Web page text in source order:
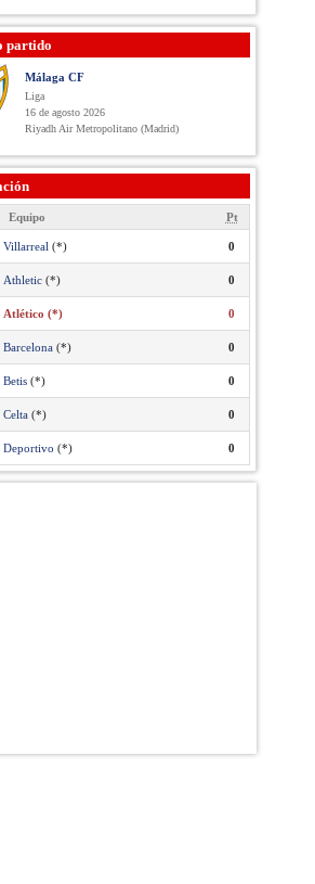
partido
Málaga CF
Liga
16 de agosto 2026
Riyadh Air Metropolitano (Madrid)
Equipo Pt
Villarreal (*) 0
Athletic (*) 0
Atlético (*) 0
Barcelona (*) 0
Betis (*) 0
Celta (*) 0
Deportivo (*) 0